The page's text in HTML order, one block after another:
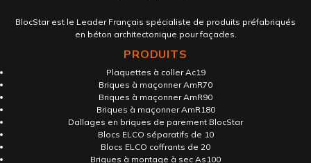
BlocStar est le Leader Français spécialiste de produits préfabriqués
en béton architectonique pour façades.
PRODUITS
Plaquettes à coller Ac19
Briques à maçonner AmR70
Briques à maçonner AmR90
Briques à maçonner AmR180
Dallages en briques de parement BlocStar
Blocs ELCO séparatifs de 10
Blocs ELCO coffrants de 20
Briques à montage à sec As100